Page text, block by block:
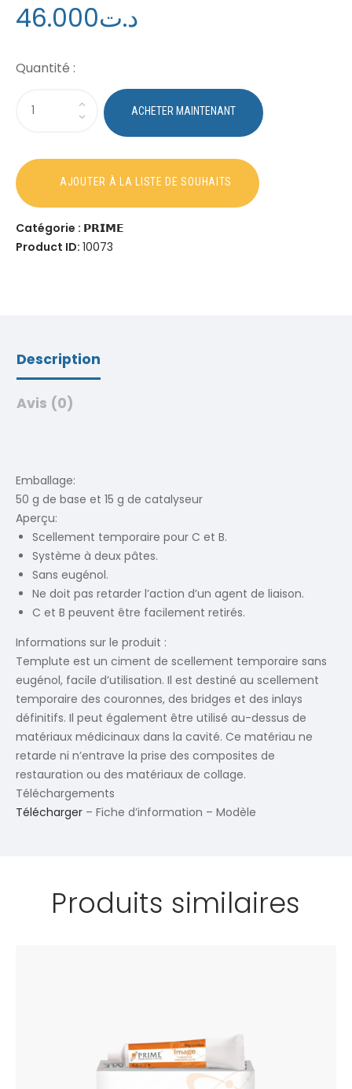
د.ت 46.000
Catégorie : 𝗣𝗥𝗜𝗠𝗘
Product ID: 10073
Description
Avis (0)
Emballage:
50 g de base et 15 g de catalyseur
Aperçu:
Scellement temporaire pour C et B.
Système à deux pâtes.
Sans eugénol.
Ne doit pas retarder l’action d’un agent de liaison.
C et B peuvent être facilement retirés.
Informations sur le produit :
Templute est un ciment de scellement temporaire sans
eugénol, facile d’utilisation. Il est destiné au scellement
temporaire des couronnes, des bridges et des inlays
définitifs. Il peut également être utilisé au-dessus de
matériaux médicinaux dans la cavité. Ce matériau ne
retarde ni n’entrave la prise des composites de
restauration ou des matériaux de collage.
Téléchargements
Télécharger – Fiche d’information – Modèle
Produits similaires